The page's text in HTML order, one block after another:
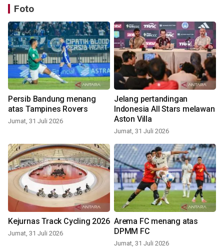
Foto
Persib Bandung menang
atas Tampines Rovers
Jumat, 31 Juli 2026
Jelang pertandingan
Indonesia All Stars melawan
Aston Villa
Jumat, 31 Juli 2026
Kejurnas Track Cycling 2026
Jumat, 31 Juli 2026
Arema FC menang atas
DPMM FC
Jumat, 31 Juli 2026